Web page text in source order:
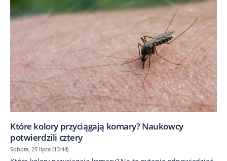
Które kolory przyciągają komary? Naukowcy
potwierdzili cztery
Sobota, 25 lipca (13:44)